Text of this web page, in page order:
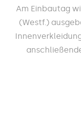
Am Einbautag
(Westf.)